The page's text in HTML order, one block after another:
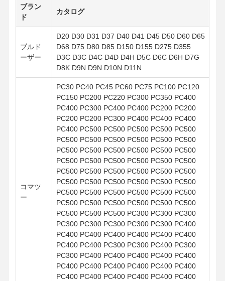
ブラン
ド
カタログ
ブルド
ーザー
D20 D30 D31 D37 D40 D41 D45 D50 D60 D65
D68 D75 D80 D85 D150 D155 D275 D355
D3C D3C D4C D4D D4H D5C D6C D6H D7G
D8K D9N D9N D10N D11N
コマツ
ー
PC30 PC40 PC45 PC60 PC75 PC100 PC120
PC150 PC200 PC220 PC300 PC350 PC400
PC400 PC300 PC400 PC400 PC200 PC200
PC200 PC200 PC300 PC400 PC400 PC400
PC400 PC500 PC500 PC500 PC500 PC500
PC500 PC500 PC500 PC500 PC500 PC500
PC500 PC500 PC500 PC500 PC500 PC500
PC500 PC500 PC500 PC500 PC500 PC500
PC500 PC500 PC500 PC500 PC500 PC500
PC500 PC500 PC500 PC500 PC500 PC500
PC500 PC500 PC500 PC500 PC500 PC500
PC500 PC500 PC500 PC500 PC500 PC500
PC500 PC500 PC500 PC300 PC300 PC300
PC300 PC300 PC300 PC300 PC300 PC400
PC400 PC400 PC400 PC400 PC400 PC400
PC400 PC400 PC300 PC300 PC400 PC300
PC300 PC400 PC400 PC400 PC400 PC400
PC400 PC400 PC400 PC400 PC400 PC400
PC400 PC400 PC400 PC400 PC400 PC400